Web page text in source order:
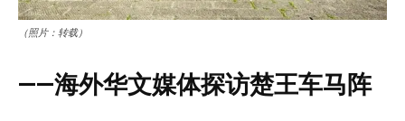
（照片：转载）
——海外华文媒体探访楚王车马阵